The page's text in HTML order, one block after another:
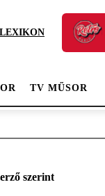
TV MŰSOR
szerint